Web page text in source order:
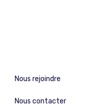
Nous rejoindre
Nous contacter